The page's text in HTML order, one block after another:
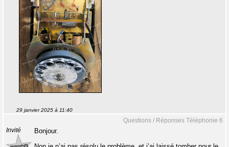
29 janvier 2025 à 11:40
Questions / Réponses Téléphonie 6
Invité
Bonjour.